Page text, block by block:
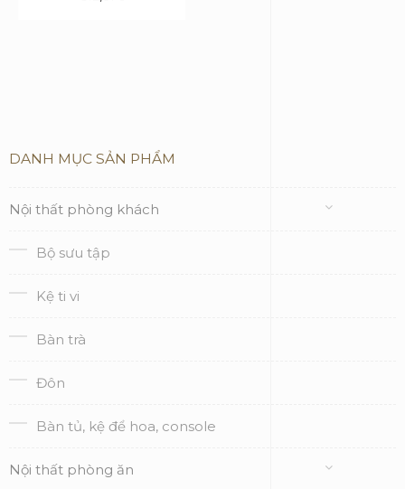
DANH MỤC SẢN PHẨM
Nội thất phòng khách
Bộ sưu tập
Kệ ti vi
Bàn trà
Đôn
Bàn tủ, kệ để hoa, console
Nội thất phòng ăn